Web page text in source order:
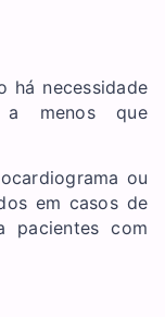
há necessidade
a menos que
ou
em casos de
pacientes com